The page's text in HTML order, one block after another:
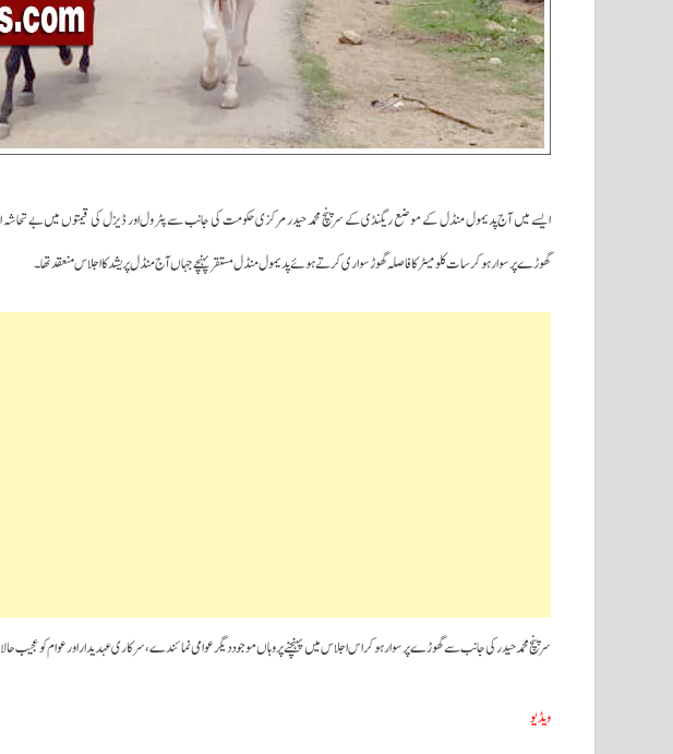
ایسے میں آج پدیمول منڈل کے موضع ریگنڈی کے سرپنچ محمد حیدر مرکزی حکومت کی جانب سے پٹرول اور ڈیزل کی قیمتوں میں بے
گھوڑے پر سوار ہوکر سات کلومیٹر کا فاصلہ گھوڑسواری کرتے ہوئے پدیمول منڈل مستقر پہنچے جہاں آج منڈل پریشد کا اجلاس منعقد تھا۔
سرپنچ محمد حیدر کی جانب سے گھوڑے پر سوار ہوکر اس اجلاس میں پہنچنے پر وہاں موجود دیگر عوامی نمائندے، سرکاری عہدیداراور عوام کو عجیب
ویڈیو